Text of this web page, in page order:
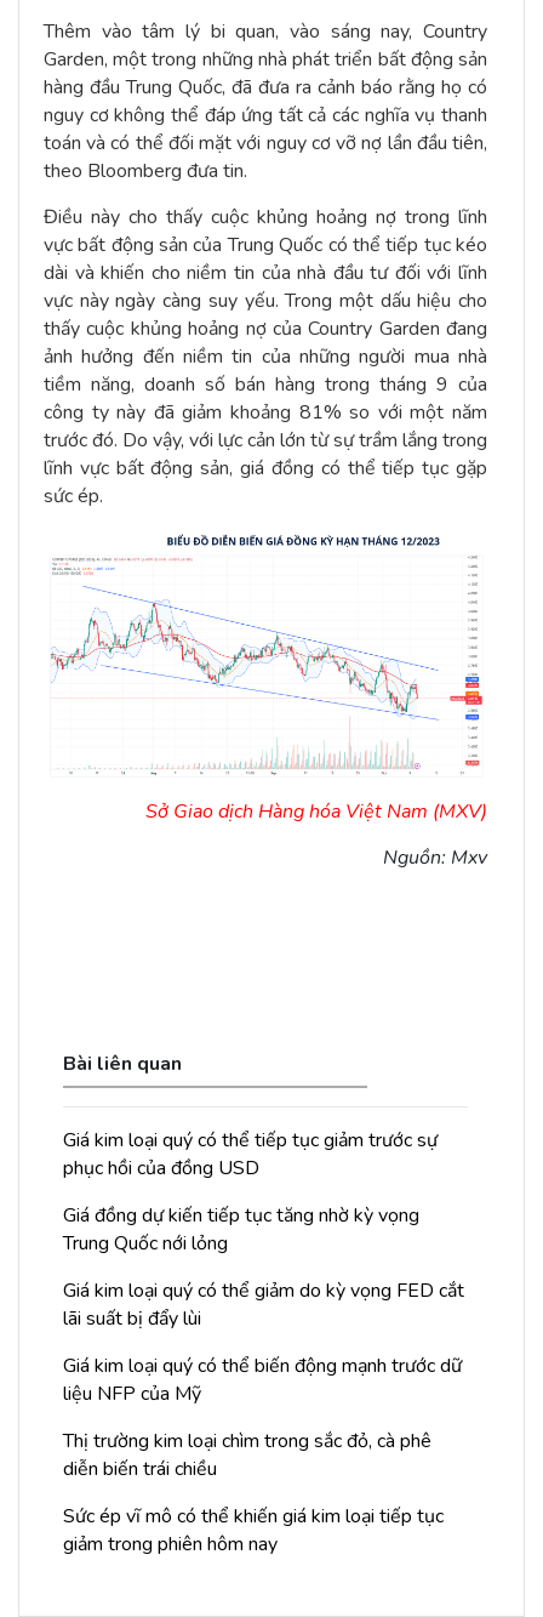
Thêm vào tâm lý bi quan, vào sáng nay, Country
Garden, một trong những nhà phát triển bất động sản
hàng đầu Trung Quốc, đã đưa ra cảnh báo rằng họ có
nguy cơ không thể đáp ứng tất cả các nghĩa vụ thanh
toán và có thể đối mặt với nguy cơ vỡ nợ lần đầu tiên,
theo Bloomberg đưa tin.
Điều này cho thấy cuộc khủng hoảng nợ trong lĩnh
vực bất động sản của Trung Quốc có thể tiếp tục kéo
dài và khiến cho niềm tin của nhà đầu tư đối với lĩnh
vực này ngày càng suy yếu. Trong một dấu hiệu cho
thấy cuộc khủng hoảng nợ của Country Garden đang
ảnh hưởng đến niềm tin của những người mua nhà
tiềm năng, doanh số bán hàng trong tháng 9 của
công ty này đã giảm khoảng 81% so với một năm
trước đó. Do vậy, với lực cản lớn từ sự trầm lắng trong
lĩnh vực bất động sản, giá đồng có thể tiếp tục gặp
sức ép.
Sở Giao dịch Hàng hóa Việt Nam (MXV)
Nguồn: Mxv
Bài liên quan
Giá kim loại quý có thể tiếp tục giảm trước sự
phục hồi của đồng USD
Giá đồng dự kiến tiếp tục tăng nhờ kỳ vọng
Trung Quốc nới lỏng
Giá kim loại quý có thể giảm do kỳ vọng FED cắt
lãi suất bị đẩy lùi
Giá kim loại quý có thể biến động mạnh trước dữ
liệu NFP của Mỹ
Thị trường kim loại chìm trong sắc đỏ, cà phê
diễn biến trái chiều
Sức ép vĩ mô có thể khiến giá kim loại tiếp tục
giảm trong phiên hôm nay